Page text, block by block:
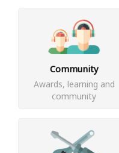
Community
Awards, learning and
community